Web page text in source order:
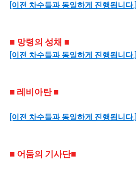
[이전 차수들과 동일하게 진행됩니다.]
■ 망령의 성채 ■
[이전 차수들과 동일하게 진행됩니다.]
■ 레비아탄 ■
[이전 차수들과 동일하게 진행됩니다.]
■ 어둠의 기사단■